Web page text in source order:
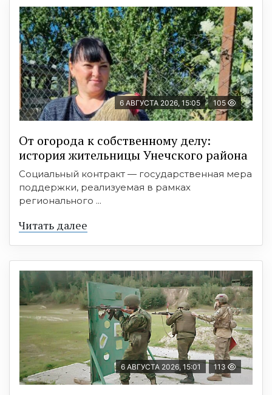
6 АВГУСТА 2026, 15:05 105
От огорода к собственному делу:
история жительницы Унечского района
Социальный контракт — государственная мера
поддержки, реализуемая в рамках
регионального ...
Читать далее
6 АВГУСТА 2026, 15:01 113